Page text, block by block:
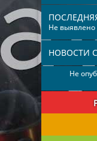
Не выявлено
НОВОСТИ
Не